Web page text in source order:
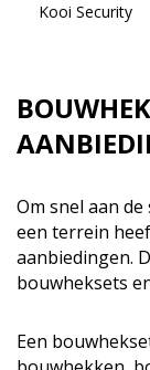
Kooi Security
Om snel aan
een terrein
aanbiedingen.
bouwheksets
Een